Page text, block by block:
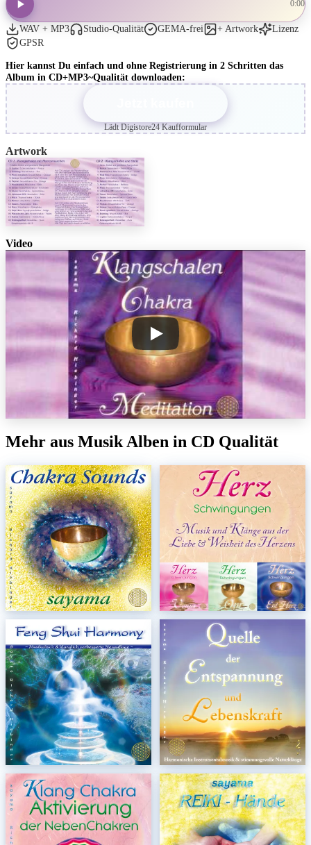
0:00
WAV + MP3 Studio-Qualität GEMA-frei + Artwork
Lizenz
GPSR
Hier kannst Du einfach und ohne Registrierung in 2 Schritten das
Album in CD+MP3~Qualität downloaden:
Lädt Digistore24 Kaufformular
Artwork
Video
Mehr aus Musik Alben in CD Qualität